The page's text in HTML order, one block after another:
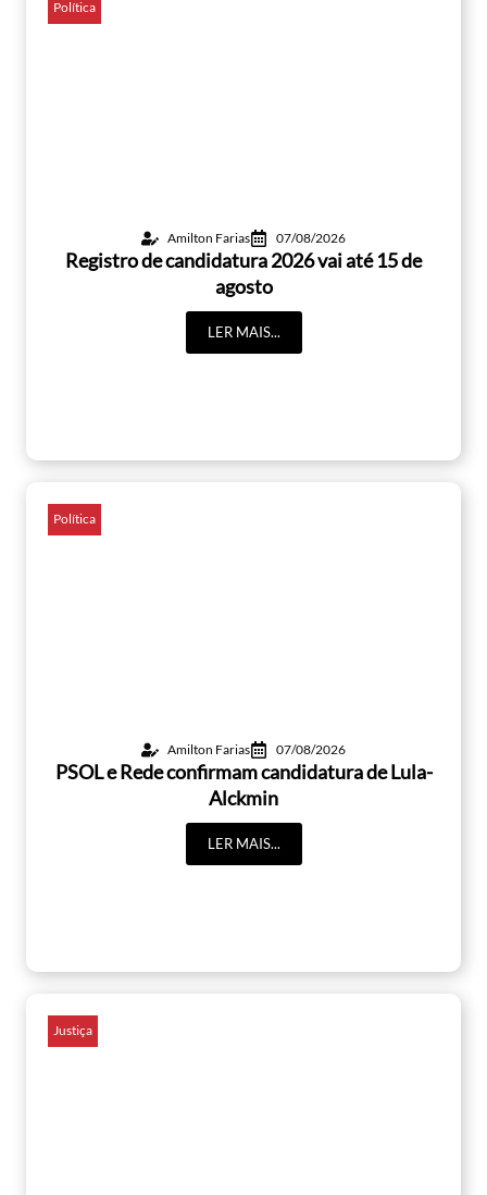
Política
Amilton Farias 07/08/2026
Registro de candidatura 2026 vai até 15 de
agosto
LER MAIS...
Política
Amilton Farias 07/08/2026
PSOL e Rede confirmam candidatura de Lula-
Alckmin
LER MAIS...
Justiça